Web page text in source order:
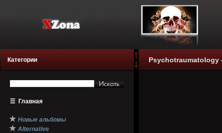
Категории
☰ Главная
★ Новые альбомы
★ Alternative
Psychotraumatology